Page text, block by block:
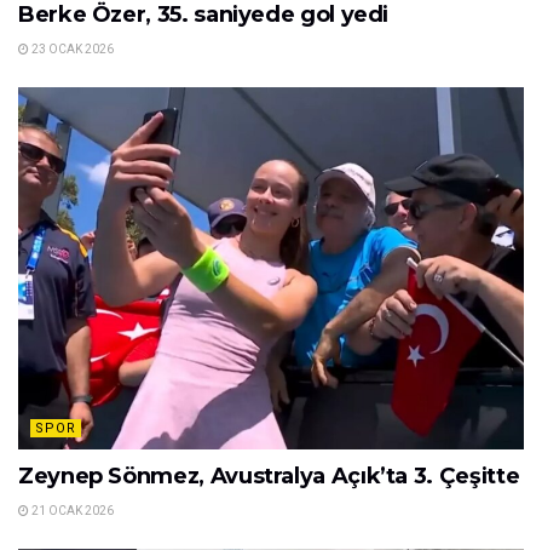
Berke Özer, 35. saniyede gol yedi
23 OCAK 2026
SPOR
Zeynep Sönmez, Avustralya Açık’ta 3. Çeşitte
21 OCAK 2026